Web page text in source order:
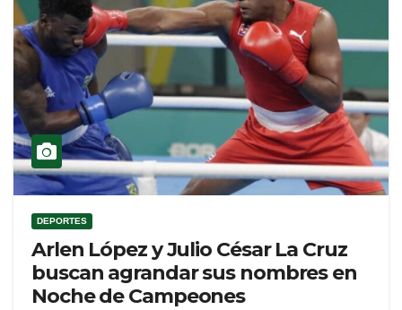
DEPORTES
Arlen López y Julio César La Cruz
buscan agrandar sus nombres en
Noche de Campeones